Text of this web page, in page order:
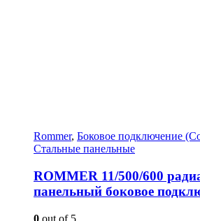
Rommer, Боковое подключение
Стальные панельные
ROMMER 11/500/600
панельный боковое
0 out of 5